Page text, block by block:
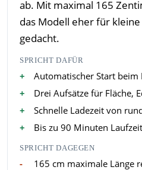
ab. Mit maximal 165
das Modell eher für
gedacht.
SPRICHT DAFÜR
Automatischer Start beim
Drei Aufsätze für Fläche,
Schnelle Ladezeit von
Bis zu 90 Minuten Laufzeit
SPRICHT DAGEGEN
165 cm maximale Länge